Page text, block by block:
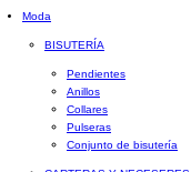
Moda
BISUTERÍA
Pendientes
Anillos
Collares
Pulseras
Conjunto de bisutería